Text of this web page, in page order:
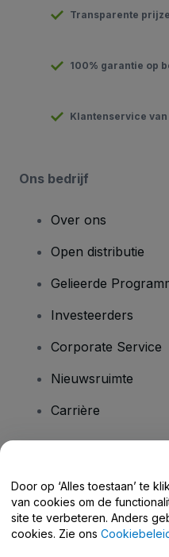
Transparente
100% garantie op
Klantenservice
Ons bedrijf
Over ons
Open distributie
Gelieerde
Investeerders
Corporate Service
Nieuwsruimte
Carrière
Helpcentrum /
Door op ‘Alles toestaan’ te
van cookies om de
site te verbeteren. Anders
cookies. Zie ons